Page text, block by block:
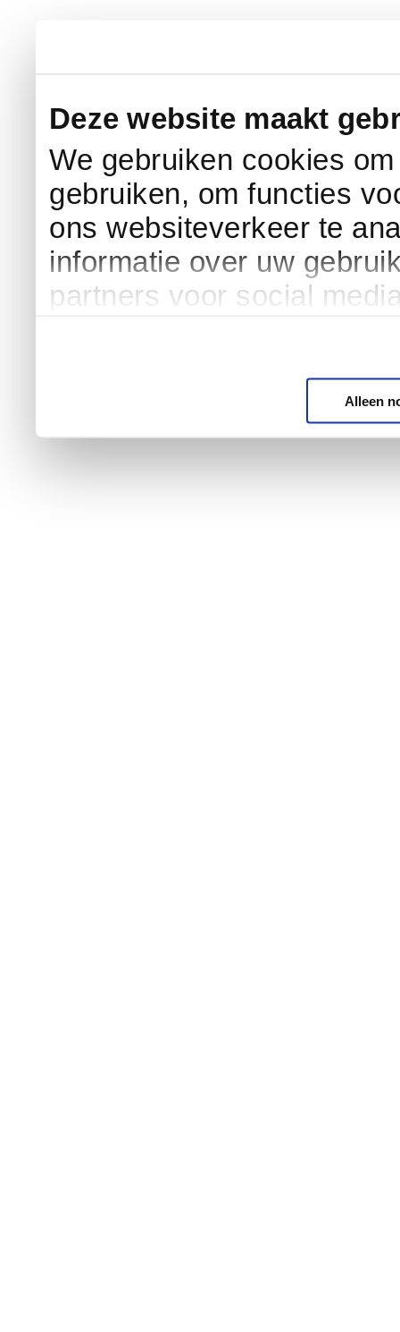
Deze website maakt
We gebruiken cookies
gebruiken, om functies
ons websiteverkeer te
informatie over uw
partners voor social
Alleen